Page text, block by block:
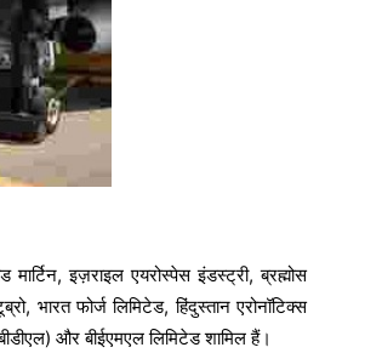
इज़राइल एयरोस्पेस इंडस्ट्री, ब्रह्मोस
भारत फोर्ज लिमिटेड, हिंदुस्तान एरोनॉटिक्स
और बीईएमएल लिमिटेड शामिल हैं।